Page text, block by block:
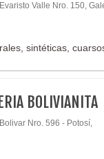
Valle Nro. 150,
sintéticas,
BOLIVIANITA
Nro. 596 - Potosí,